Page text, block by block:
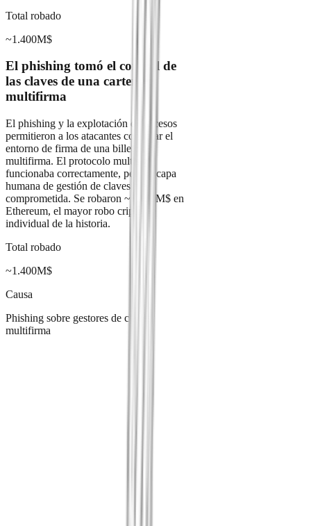
Total robado
~1.400M$
El phishing tomó el control de
las claves de una cartera
multifirma
El phishing y la explotación de accesos
permitieron a los atacantes controlar el
entorno de firma de una billetera
multifirma. El protocolo multisig
funcionaba correctamente, pero la capa
humana de gestión de claves fue
comprometida. Se robaron ~1.400M$ en
Ethereum, el mayor robo cripto
individual de la historia.
Total robado
~1.400M$
Causa
Phishing sobre gestores de claves
multifirma